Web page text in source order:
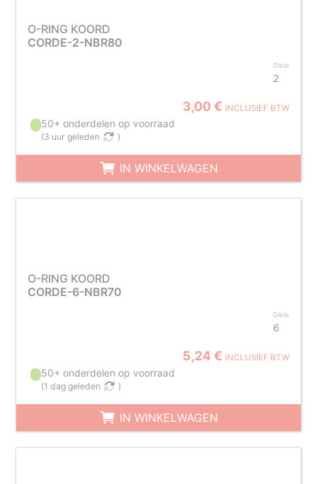
O-RING KOORD
CORDE-2-NBR80
Dikte
2
3,00 € INCLUSIEF BTW
50+ onderdelen op voorraad
(3 uur geleden )
IN WINKELWAGEN
O-RING KOORD
CORDE-6-NBR70
Dikte
6
5,24 € INCLUSIEF BTW
50+ onderdelen op voorraad
(1 dag geleden )
IN WINKELWAGEN